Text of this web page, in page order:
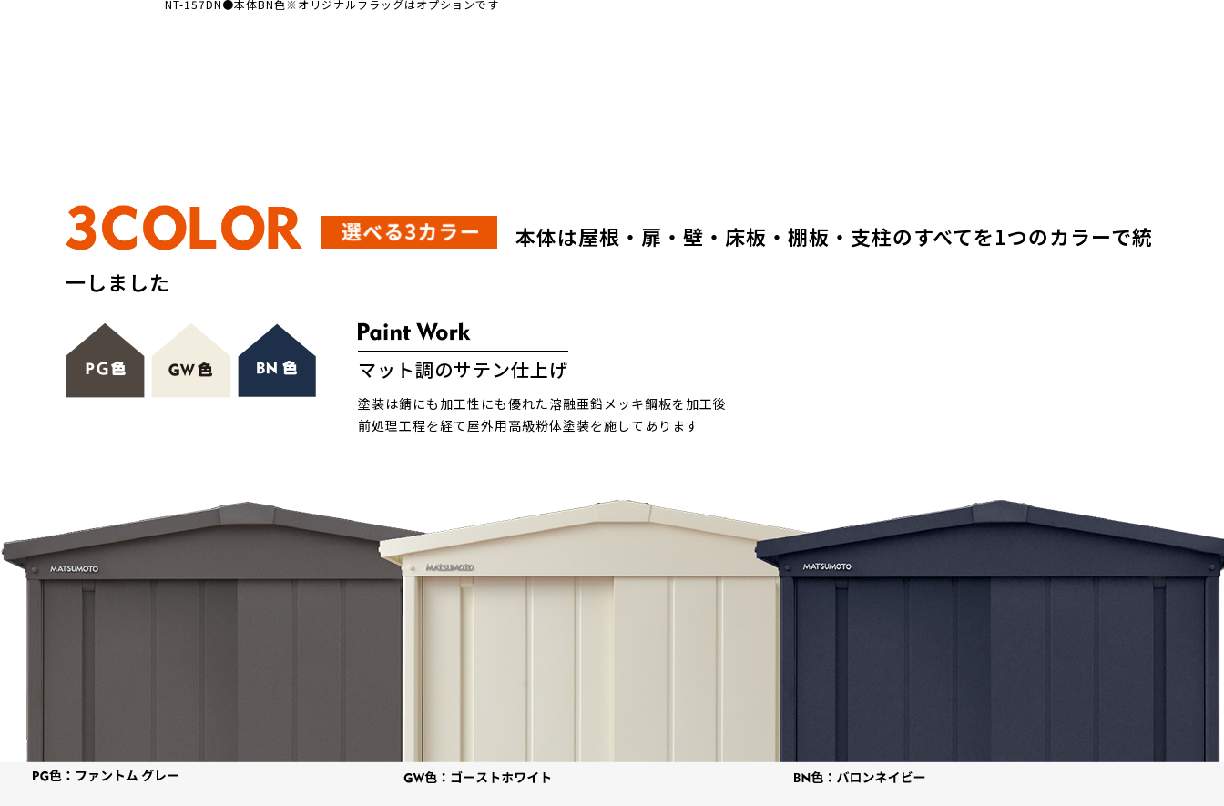
NT-157DN●本体BN色※オリジナルフラッグはオプションです
本体は屋根・扉・壁・床板・棚板・支柱のすべてを1つのカラーで統
一しました
マット調のサテン仕上げ
塗装は錆にも加工性にも優れた溶融亜鉛メッキ鋼板を加工後
前処理工程を経て屋外用高級粉体塗装を施してあります